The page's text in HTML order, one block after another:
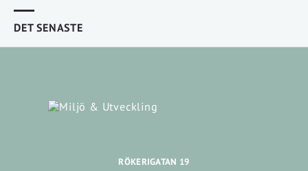
DET SENASTE
RÖKERIGATAN 19